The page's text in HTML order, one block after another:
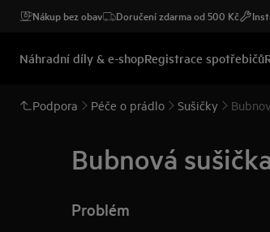
Nákup bez obav Doručení zdarma od 500 Kč
Náhradní díly & e-shopRegistrace spotřebičů
Podpora Péče o prádlo Sušičky
Bubnová
Problém